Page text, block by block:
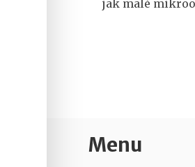
jak malé
Menu